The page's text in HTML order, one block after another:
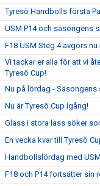
Tyresö Handbolls första
USM P14 och säsongens
F18 USM Steg 4 avgörs
Vi tackar er alla för att vi
Tyresö Cup!
Nu på lördag - Säsongens
Nu är Tyresö Cup igång!
Glass i stora lass söker
En vecka kvar till Tyresö
Handbollslördag med
F18 och P14 fortsätter sin